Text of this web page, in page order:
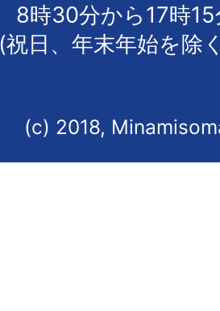
8時30分から17時
(祝日、年末年始を除
(c) 2018,